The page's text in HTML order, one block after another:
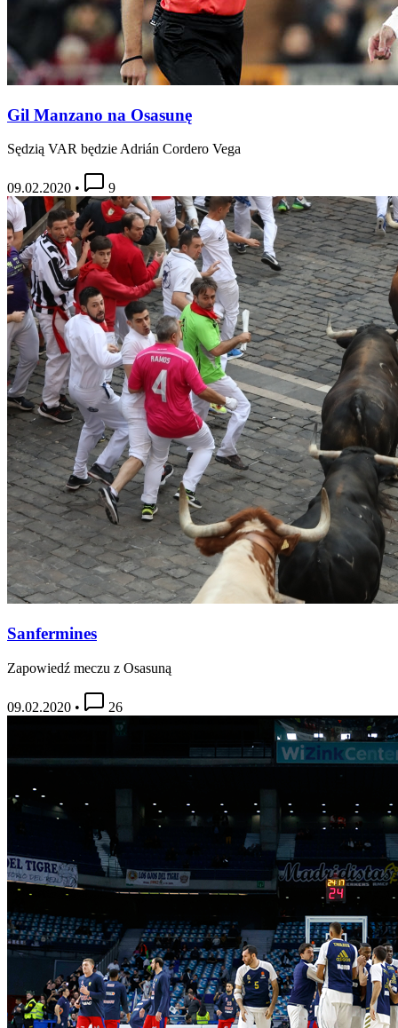
Gil Manzano na Osasunę
Sędzią VAR będzie Adrián Cordero Vega
09.02.2020 • 9
Sanfermines
Zapowiedź meczu z Osasuną
09.02.2020 • 26